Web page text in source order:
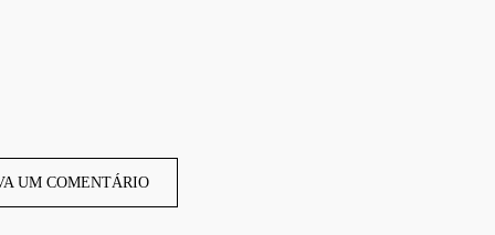
UM COMENTÁRIO